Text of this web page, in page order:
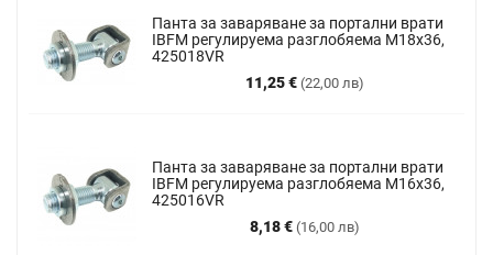
Панта за заваряване за портални врати
IBFM регулируема разглобяема M18x36,
425018VR
11,25 € (22,00 лв)
Цена
Панта за заваряване за портални врати
IBFM регулируема разглобяема М16х36,
425016VR
8,18 € (16,00 лв)
Цена